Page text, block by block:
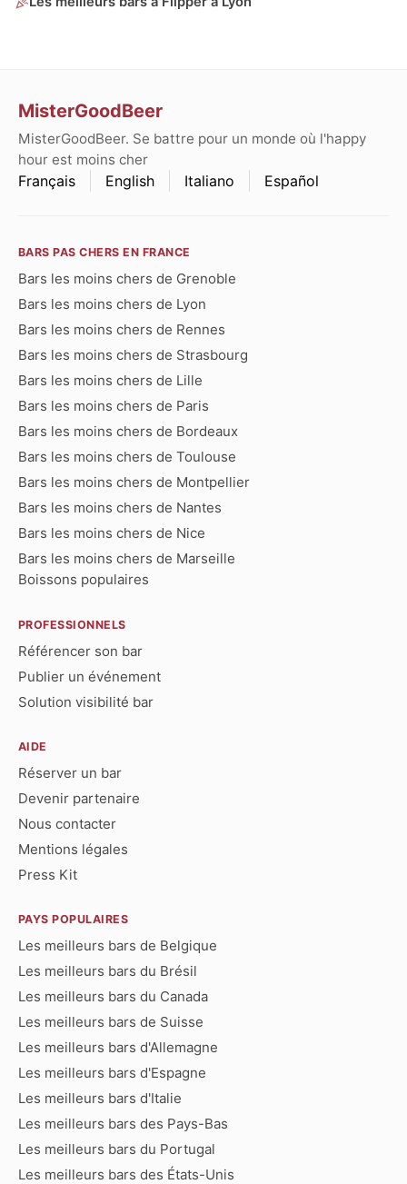
MisterGoodBeer
MisterGoodBeer. Se battre pour un monde où l'happy
hour est moins cher
Français English Italiano Español
BARS PAS CHERS EN FRANCE
Bars les moins chers de Grenoble
Bars les moins chers de Lyon
Bars les moins chers de Rennes
Bars les moins chers de Strasbourg
Bars les moins chers de Lille
Bars les moins chers de Paris
Bars les moins chers de Bordeaux
Bars les moins chers de Toulouse
Bars les moins chers de Montpellier
Bars les moins chers de Nantes
Bars les moins chers de Nice
Bars les moins chers de Marseille
Boissons populaires
PROFESSIONNELS
Référencer son bar
Publier un événement
Solution visibilité bar
AIDE
Réserver un bar
Devenir partenaire
Nous contacter
Mentions légales
Press Kit
PAYS POPULAIRES
Les meilleurs bars de Belgique
Les meilleurs bars du Brésil
Les meilleurs bars du Canada
Les meilleurs bars de Suisse
Les meilleurs bars d'Allemagne
Les meilleurs bars d'Espagne
Les meilleurs bars d'Italie
Les meilleurs bars des Pays-Bas
Les meilleurs bars du Portugal
Les meilleurs bars des États-Unis